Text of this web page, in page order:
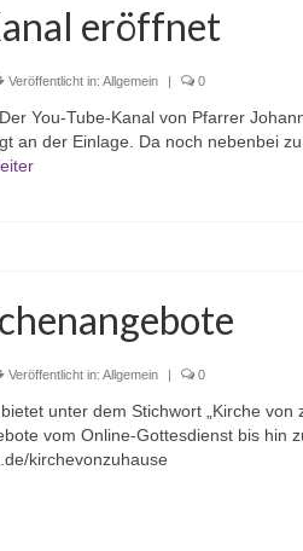
eröffnet
Veröffentlicht in:Allgemein | 0
You-Tube-Kanal von Pfarrer
an der Einlage. Da noch nebenbei
Veröffentlicht in:Allgemein | 0
unter dem Stichwort „Kirche
vom Online-Gottesdienst bis hin
kirchevonzuhause